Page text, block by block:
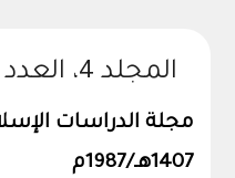
المجلد 4، العدد 1، 1407هـ/1987م
1407هـ/1987م